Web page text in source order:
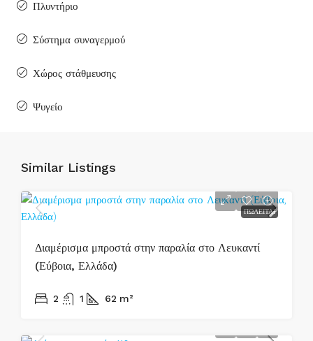
Πλυντήριο
Σύστημα συναγερμού
Χώρος στάθμευσης
Ψυγείο
Similar Listings
ΠΩΛΕΊΤΑΙ
Διαμέρισμα μπροστά στην παραλία στο Λευκαντί
(Εύβοια, Ελλάδα)
2 1 62 m²